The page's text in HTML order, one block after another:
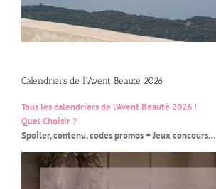
Calendriers de l’Avent Beauté 2026
Tous les calendriers de l’Avent Beauté 2026 !
Quel Choisir ?
Spoiler, contenu, codes promos + Jeux concours…